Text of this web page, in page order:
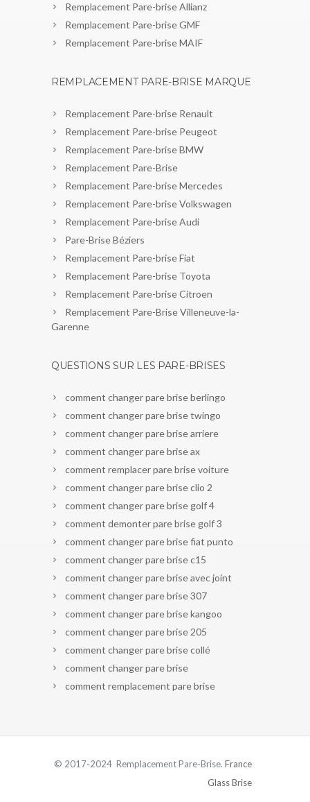
Remplacement Pare-brise Allianz
Remplacement Pare-brise GMF
Remplacement Pare-brise MAIF
REMPLACEMENT PARE-BRISE MARQUE
Remplacement Pare-brise Renault
Remplacement Pare-brise Peugeot
Remplacement Pare-brise BMW
Remplacement Pare-Brise
Remplacement Pare-brise Mercedes
Remplacement Pare-brise Volkswagen
Remplacement Pare-brise Audi
Pare-Brise Béziers
Remplacement Pare-brise Fiat
Remplacement Pare-brise Toyota
Remplacement Pare-brise Citroen
Remplacement Pare-Brise Villeneuve-la-
Garenne
QUESTIONS SUR LES PARE-BRISES
comment changer pare brise berlingo
comment changer pare brise twingo
comment changer pare brise arriere
comment changer pare brise ax
comment remplacer pare brise voiture
comment changer pare brise clio 2
comment changer pare brise golf 4
comment demonter pare brise golf 3
comment changer pare brise fiat punto
comment changer pare brise c15
comment changer pare brise avec joint
comment changer pare brise 307
comment changer pare brise kangoo
comment changer pare brise 205
comment changer pare brise collé
comment changer pare brise
comment remplacement pare brise
© 2017-2024 Remplacement Pare-Brise. France
Glass Brise